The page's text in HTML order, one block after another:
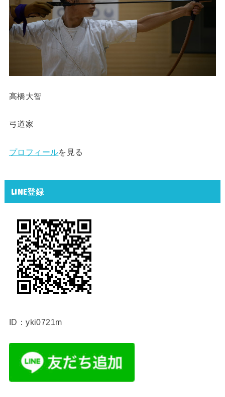
高橋大智
弓道家
プロフィールを見る
LINE登録
ID：yki0721m